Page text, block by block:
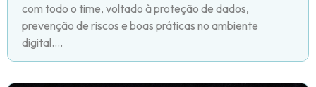
com todo o time, voltado à proteção de dados,
prevenção de riscos e boas práticas no ambiente
digital....